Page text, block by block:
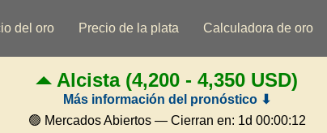
del oro Precio de la plata Calculadora de oro
Alcista(4,200 - 4,350 USD)
Más información del pronóstico ⬇
🟢 Mercados Abiertos — Cierran en: 1d 00:00:12